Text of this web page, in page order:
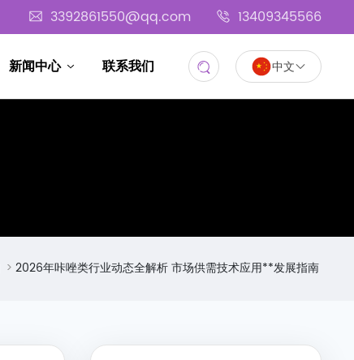
3392861550@qq.com 13409345566
新闻中心 联系我们 中文
2026年咔唑类行业动态全解析 市场供需技术应用**发展指南